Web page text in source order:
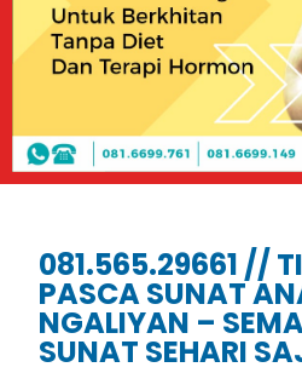
081.565.29661 //
PASCA SUNAT
NGALIYAN –
SUNAT SEHARI